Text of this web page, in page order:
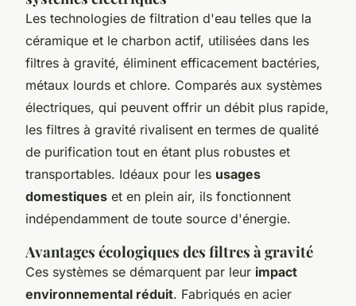
Les technologies de filtration d'eau telles que la
céramique et le charbon actif, utilisées dans les
filtres à gravité, éliminent efficacement bactéries,
métaux lourds et chlore. Comparés aux systèmes
électriques, qui peuvent offrir un débit plus rapide,
les filtres à gravité rivalisent en termes de qualité
de purification tout en étant plus robustes et
transportables. Idéaux pour les usages
domestiques et en plein air, ils fonctionnent
indépendamment de toute source d'énergie.
Avantages écologiques des filtres à gravité
Ces systèmes se démarquent par leur impact
environnemental réduit. Fabriqués en acier